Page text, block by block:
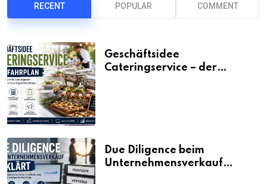
RECENT POPULAR COMMENT
Geschäftsidee
Cateringservice – der
Due Diligence beim
Unternehmensverkauf